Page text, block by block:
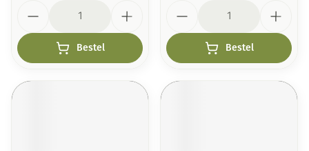
Bestel Bestel